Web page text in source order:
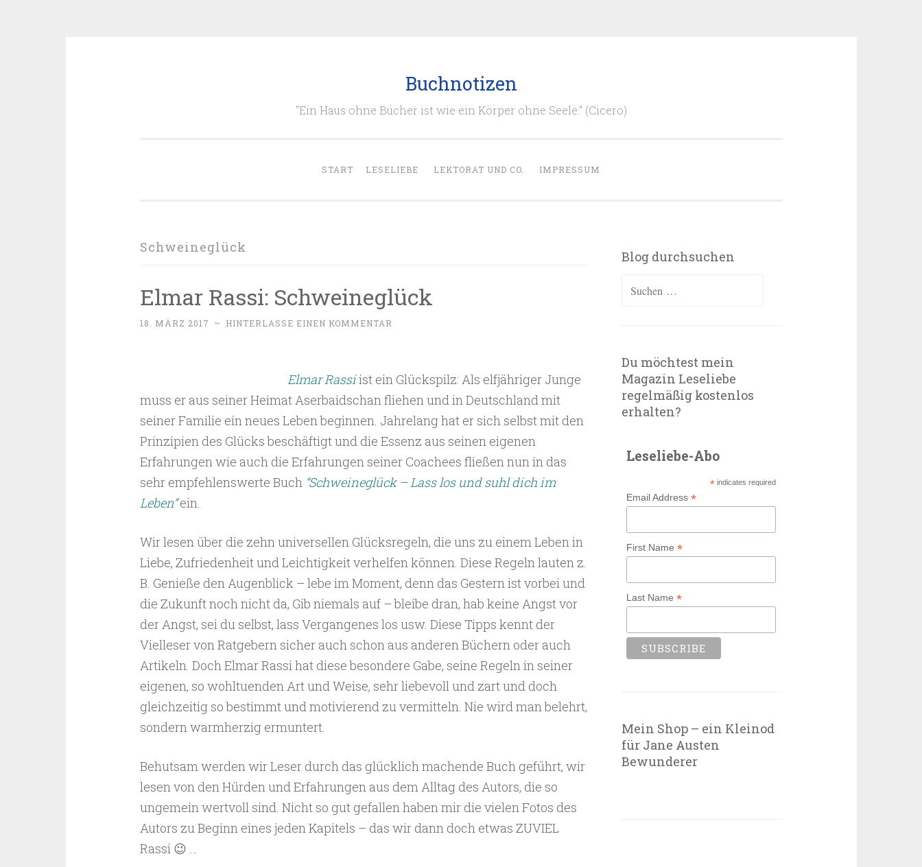
Buchnotizen
"Ein Haus ohne Bücher ist wie ein Körper ohne Seele." (Cicero)
START LESELIEBE LEKTORAT UND CO. IMPRESSUM
Schweineglück
Elmar Rassi: Schweineglück
18. MÄRZ 2017 ~ HINTERLASSE EINEN KOMMENTAR
Elmar Rassiist ein Glückspilz: Als elfjähriger Junge
muss er aus seiner Heimat Aserbaidschan fliehen und in Deutschland mit
seiner Familie ein neues Leben beginnen. Jahrelang hat er sich selbst mit den
Prinzipien des Glücks beschäftigt und die Essenz aus seinen eigenen
Erfahrungen wie auch die Erfahrungen seiner Coachees fließen nun in das
sehr empfehlenswerte Buch “Schweineglück – Lass los und suhl dich im
Leben”ein.
Wir lesen über die zehn universellen Glücksregeln, die uns zu einem Leben in
Liebe, Zufriedenheit und Leichtigkeit verhelfen können. Diese Regeln lauten z.
B. Genieße den Augenblick – lebe im Moment, denn das Gestern ist vorbei und
die Zukunft noch nicht da, Gib niemals auf – bleibe dran, hab keine Angst vor
der Angst, sei du selbst, lass Vergangenes los usw. Diese Tipps kennt der
Vielleser von Ratgebern sicher auch schon aus anderen Büchern oder auch
Artikeln. Doch Elmar Rassi hat diese besondere Gabe, seine Regeln in seiner
eigenen, so wohltuenden Art und Weise, sehr liebevoll und zart und doch
gleichzeitig so bestimmt und motivierend zu vermitteln. Nie wird man belehrt,
sondern warmherzig ermuntert.
Behutsam werden wir Leser durch das glücklich machende Buch geführt, wir
lesen von den Hürden und Erfahrungen aus dem Alltag des Autors, die so
ungemein wertvoll sind. Nicht so gut gefallen haben mir die vielen Fotos des
Autors zu Beginn eines jeden Kapitels – das wir dann doch etwas ZUVIEL
Rassi 😉 …
Blog durchsuchen
Suchen
Du möchtest mein
Magazin Leseliebe
regelmäßig kostenlos
erhalten?
Leseliebe-Abo
* indicates required
Email Address*
First Name*
Last Name*
Mein Shop – ein Kleinod
für Jane Austen
Bewunderer